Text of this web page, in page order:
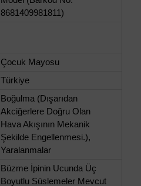
8681409981811)
Çocuk Mayosu
Türkiye
Boğulma (Dışarıdan
Akciğerlere Doğru Olan
Hava Akışının Mekanik
Şekilde Engellenmesi.),
Yaralanmalar
Büzme İpinin Ucunda Üç
Boyutlu Süslemeler Mevcut